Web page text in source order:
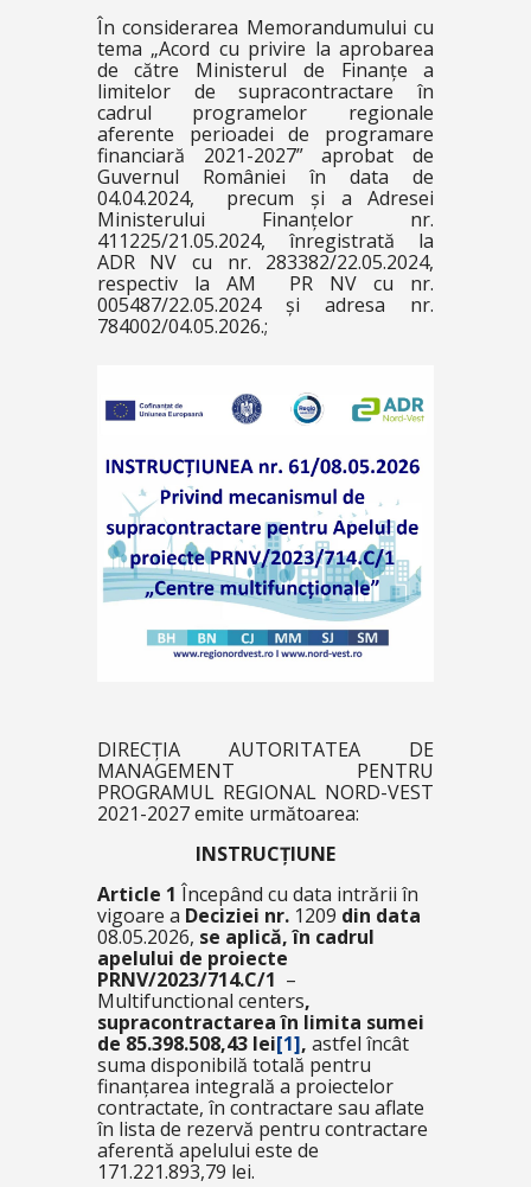
În considerarea Memorandumului cu
tema „Acord cu privire la aprobarea
de către Ministerul de Finanțe a
limitelor de supracontractare în
cadrul programelor regionale
aferente perioadei de programare
financiară 2021-2027” aprobat de
Guvernul României în data de
04.04.2024, precum și a Adresei
Ministerului Finanțelor nr.
411225/21.05.2024, înregistrată la
ADR NV cu nr. 283382/22.05.2024,
respectiv la AM PR NV cu nr.
005487/22.05.2024 și adresa nr.
784002/04.05.2026.;
DIRECȚIA AUTORITATEA DE
MANAGEMENT PENTRU
PROGRAMUL REGIONAL NORD-VEST
2021-2027 emite următoarea:
INSTRUCȚIUNE
Article 1 Începând cu data intrării în
vigoare a Deciziei nr. 1209 din data
08.05.2026, se aplică, în cadrul
apelului de proiecte
PRNV/2023/714.C/1 –
Multifunctional centers,
supracontractarea în limita sumei
de 85.398.508,43 lei[1], astfel încât
suma disponibilă totală pentru
finanțarea integrală a proiectelor
contractate, în contractare sau aflate
în lista de rezervă pentru contractare
aferentă apelului este de
171.221.893,79 lei.